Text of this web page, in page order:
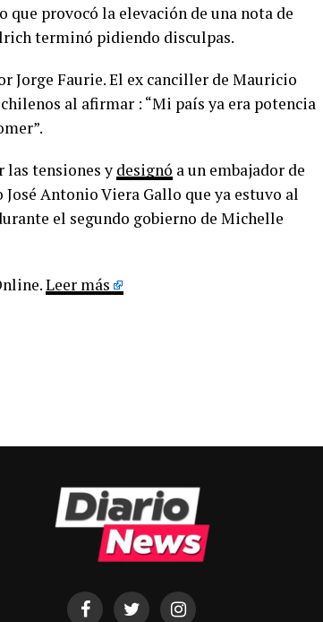
provocó la elevación de una nota de
terminó pidiendo disculpas.
Jorge Faurie. El ex canciller de Mauricio
al afirmar : “Mi país ya era potencia
las tensiones y designó a un embajador de
Antonio Viera Gallo que ya estuvo al
el segundo gobierno de Michelle
Leer más